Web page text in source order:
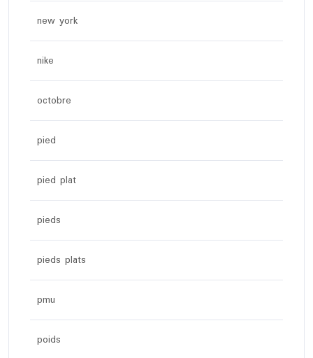
new york
nike
octobre
pied
pied plat
pieds
pieds plats
pmu
poids